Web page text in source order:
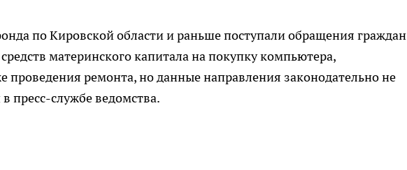
по Кировской области и раньше поступали обращения граждан
материнского капитала на покупку компьютера,
проведения ремонта, но данные направления законодательно не
пресс-службе ведомства.